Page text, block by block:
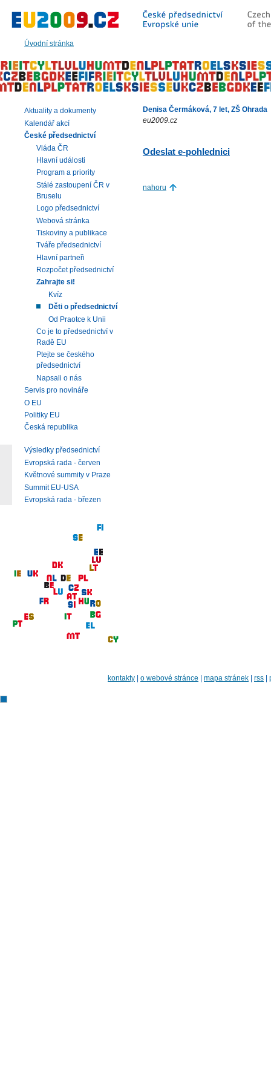
Úvodní stránka
hlavní
|
navigaci
|
vyhledávání
Denisa Čermáková, 7 let, ZŠ Ohrada
eu2009.cz
Odeslat e-pohlednici
nahoru
Aktuality a dokumenty
Kalendář akcí
České předsednictví
Vláda ČR
Hlavní události
Program a priority
Stálé zastoupení ČR v
Bruselu
Logo předsednictví
Webová stránka
Tiskoviny a publikace
Tváře předsednictví
Hlavní partneři
Rozpočet předsednictví
Zahrajte si!
Kvíz
Děti o předsednictví
Od Praotce k Unii
Co je to předsednictví v
Radě EU
Ptejte se českého
předsednictví
Napsali o nás
Servis pro novináře
O EU
Politiky EU
Česká republika
Výsledky předsednictví
Evropská rada - červen
Květnové summity v Praze
Summit EU-USA
Evropská rada - březen
kontakty o webové stránce mapa stránek rss